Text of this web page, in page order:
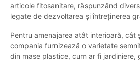
articole fitosanitare, răspunzând
legate de dezvoltarea și întreținerea
Pentru amenajarea atât interioară, cât
compania furnizează o varietate
din mase plastice, cum ar fi jardiniere,